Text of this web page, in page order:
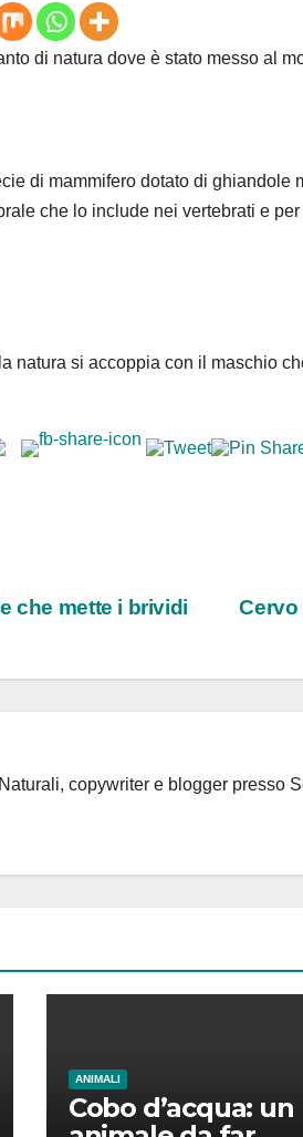
di natura dove è stato messo al
di mammifero dotato di
che lo include nei vertebrati e
natura si accoppia con il maschio
Cervo
che mette i brividi
copywriter e blogger presso
ANIMALI
Cobo d’acqua: un